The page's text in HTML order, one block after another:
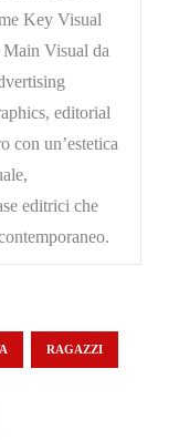
Key Visual
Visual da
editorial
con un’estetica
editrici che
RAGAZZI